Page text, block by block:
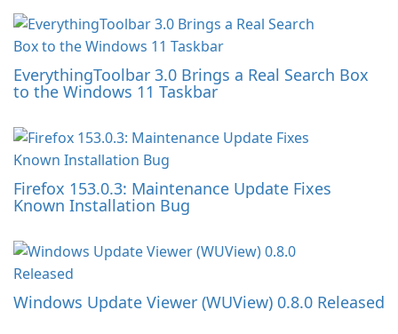
EverythingToolbar 3.0 Brings a Real Search Box
to the Windows 11 Taskbar
Firefox 153.0.3: Maintenance Update Fixes
Known Installation Bug
Windows Update Viewer (WUView) 0.8.0 Released